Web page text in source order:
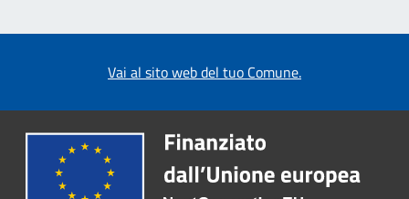
Vai al sito web del tuo Comune.